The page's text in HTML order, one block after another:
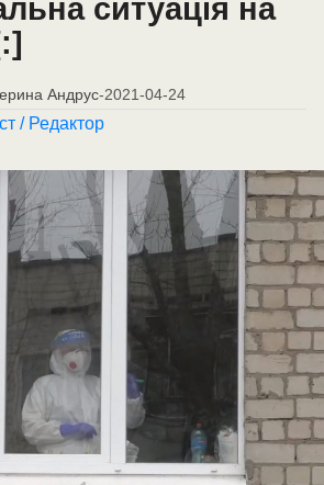
ситуація на
Андрус-2021-04-24
/ Редактор